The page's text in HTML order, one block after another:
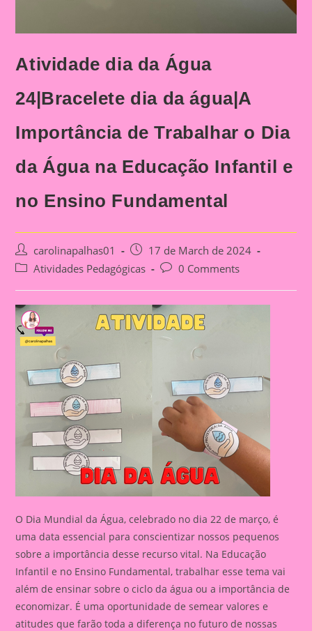
Atividade dia da Água
24|Bracelete dia da água|A
Importância de Trabalhar o Dia
da Água na Educação Infantil e
no Ensino Fundamental
Post
author:
carolinapalhas01
Post
published:
17 de March de 2024
PostAtividades Pedagógicas
Post0 Comments
O Dia Mundial da Água, celebrado no dia 22 de março, é
uma data essencial para conscientizar nossos pequenos
sobre a importância desse recurso vital. Na Educação
Infantil e no Ensino Fundamental, trabalhar esse tema vai
além de ensinar sobre o ciclo da água ou a importância de
economizar. É uma oportunidade de semear valores e
atitudes que farão toda a diferença no futuro de nossas